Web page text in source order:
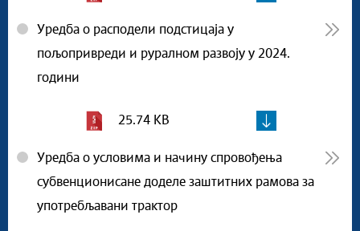
Уредба о расподели подстицаја у
пољопривреди и руралном развоју у 2024.
години
25.74 KB
Уредба о условима и начину спровођења
субвенционисане доделе заштитних рамова за
употребљавани трактор